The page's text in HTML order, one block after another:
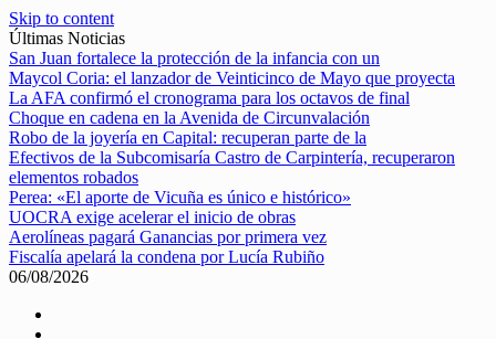
Skip to content
Últimas Noticias
San Juan fortalece la protección de la infancia con un
Maycol Coria: el lanzador de Veinticinco de Mayo que proyecta
La AFA confirmó el cronograma para los octavos de final
Choque en cadena en la Avenida de Circunvalación
Robo de la joyería en Capital: recuperan parte de la
Efectivos de la Subcomisaría Castro de Carpintería, recuperaron
elementos robados
Perea: «El aporte de Vicuña es único e histórico»
UOCRA exige acelerar el inicio de obras
Aerolíneas pagará Ganancias por primera vez
Fiscalía apelará la condena por Lucía Rubiño
06/08/2026